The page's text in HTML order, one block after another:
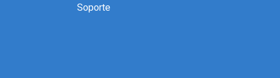
Soporte